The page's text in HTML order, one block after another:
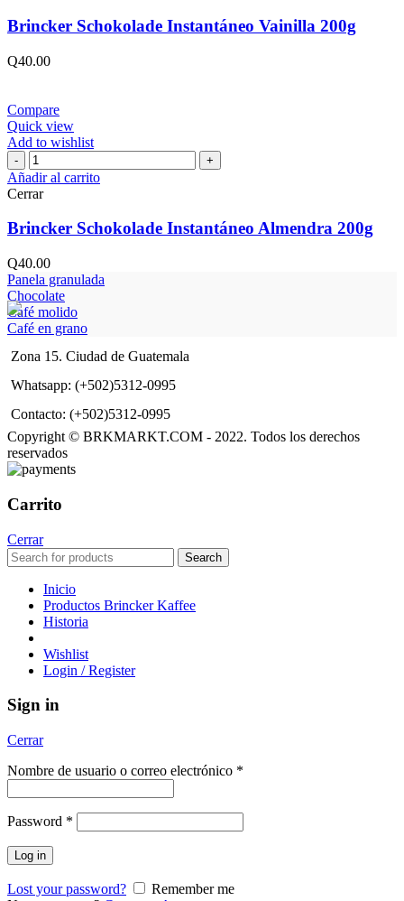
200g
cantidad
Brincker Schokolade Instantáneo Vainilla 200g
Q40.00
Compare
Quick view
Add to wishlist
Brincker
Schokolade
Instantáneo
200g
cantidad
Añadir al carrito
Cerrar
Brincker Schokolade Instantáneo Almendra 200g
Q40.00
Panela granulada
Chocolate
Café molido
Café en grano
Zona 15. Ciudad de Guatemala
Whatsapp: (+502)5312-0995
Contacto: (+502)5312-0995
Copyright © BRKMARKT.COM - 2022. Todos los derechos
reservados
Carrito
Cerrar
Search
Inicio
Productos Brincker Kaffee
Historia
Wishlist
Login / Register
Sign in
Cerrar
Nombre de usuario o correo electrónico *
Password *
Log in
Lost your password?
Remember me